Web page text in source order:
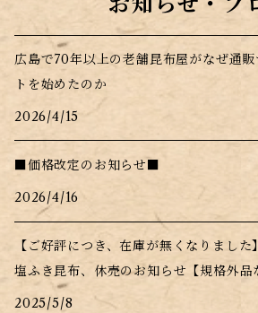
広島で70年以上の老舗昆布屋がなぜ通販
トを始めたのか
2026/4/15
■価格改定のお知らせ■
2026/4/16
【ご好評につき、在庫が無くなりました
塩ふき昆布、休売のお知らせ【規格外品
の事情】
2025/5/8